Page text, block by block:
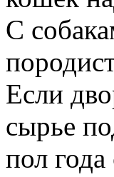
С
Если
сырье
пол